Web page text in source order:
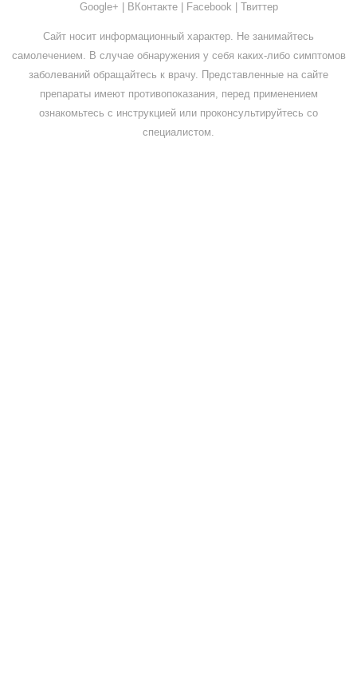
Google+ | ВКонтакте | Facebook | Твиттер
Сайт носит информационный характер. Не занимайтесь
самолечением. В случае обнаружения у себя каких-либо симптомов
заболеваний обращайтесь к врачу. Представленные на сайте
препараты имеют противопоказания, перед применением
ознакомьтесь с инструкцией или проконсультируйтесь со
специалистом.